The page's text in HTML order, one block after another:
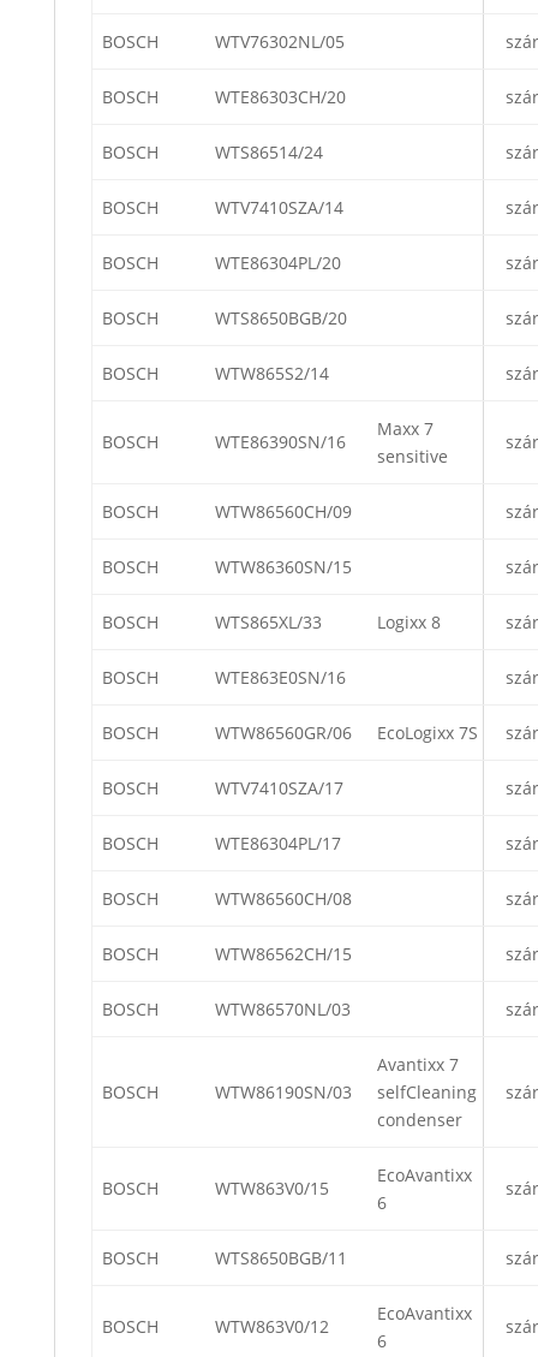
BOSCH WTV76302NL/05
BOSCH WTE86303CH/20
BOSCH WTS86514/24
BOSCH WTV7410SZA/14
BOSCH WTE86304PL/20
BOSCH WTS8650BGB/20
BOSCH WTW865S2/14
BOSCH WTE86390SN/16
Maxx 7
sensitive
BOSCH WTW86560CH/09
BOSCH WTW86360SN/15
BOSCH WTS865XL/33 Logixx 8
BOSCH WTE863E0SN/16
BOSCH WTW86560GR/06 EcoLogixx 7S
BOSCH WTV7410SZA/17
BOSCH WTE86304PL/17
BOSCH WTW86560CH/08
BOSCH WTW86562CH/15
BOSCH WTW86570NL/03
BOSCH WTW86190SN/03
Avantixx 7
selfCleaning
condenser
BOSCH WTW863V0/15
EcoAvantixx
6
BOSCH WTS8650BGB/11
BOSCH WTW863V0/12
EcoAvantixx
6